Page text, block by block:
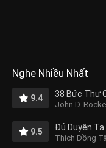
Nghe Nhiều Nhất
9.4 38 Bức Thư
John D.
9.5 Đủ Duyên
Thích Đồng